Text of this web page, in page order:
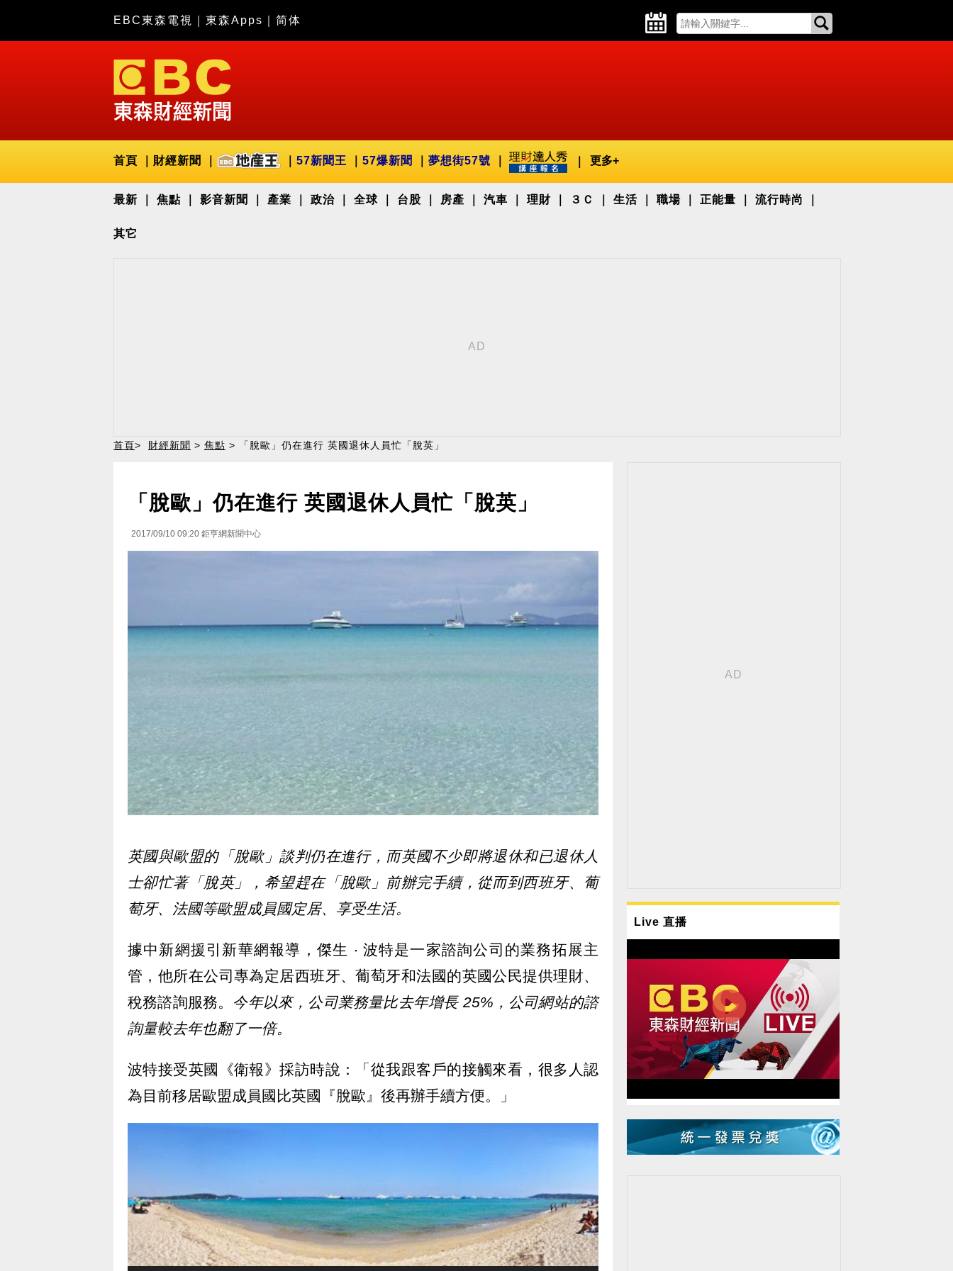
EBC東森電視 東森Apps 简体
首頁 財經新聞 57新聞王 57爆新聞 夢想街57號 更多+
最新 焦點 影音新聞 產業 政治 全球 台股 房產 汽車 理財 ３Ｃ 生活 職場 正能量 流行時尚
其它
首頁> 財經新聞 > 焦點 > 「脫歐」仍在進行 英國退休人員忙「脫英」
「脫歐」仍在進行 英國退休人員忙「脫英」
2017/09/10 09:20 鉅亨網新聞中心
英國與歐盟的「脫歐」談判仍在進行，而英國不少即將退休和已退休人
士卻忙著「脫英」，希望趕在「脫歐」前辦完手續，從而到西班牙、葡
萄牙、法國等歐盟成員國定居、享受生活。
據中新網援引新華網報導，傑生 ‧ 波特是一家諮詢公司的業務拓展主
管，他所在公司專為定居西班牙、葡萄牙和法國的英國公民提供理財、
稅務諮詢服務。 今年以來，公司業務量比去年增長 25%，公司網站的諮
詢量較去年也翻了一倍。
波特接受英國《衛報》採訪時說：「從我跟客戶的接觸來看，很多人認
為目前移居歐盟成員國比英國『脫歐』後再辦手續方便。」
Live 直播